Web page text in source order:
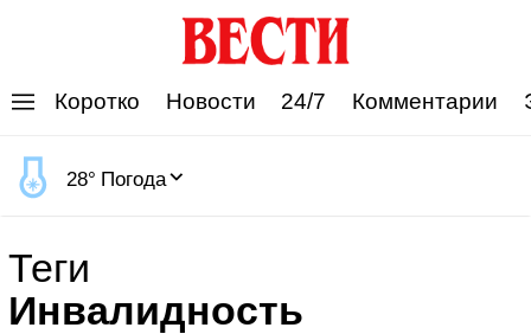
Коротко Новости 24/7 Комментарии
28° Погода
Теги
Инвалидность